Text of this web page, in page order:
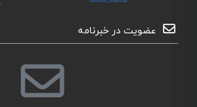
عضویت در خبرنامه